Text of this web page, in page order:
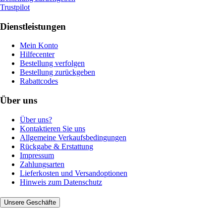
Trustpilot
Dienstleistungen
Mein Konto
Hilfecenter
Bestellung verfolgen
Bestellung zurückgeben
Rabattcodes
Über uns
Über uns?
Kontaktieren Sie uns
Allgemeine Verkaufsbedingungen
Rückgabe & Erstattung
Impressum
Zahlungsarten
Lieferkosten und Versandoptionen
Hinweis zum Datenschutz
Unsere Geschäfte